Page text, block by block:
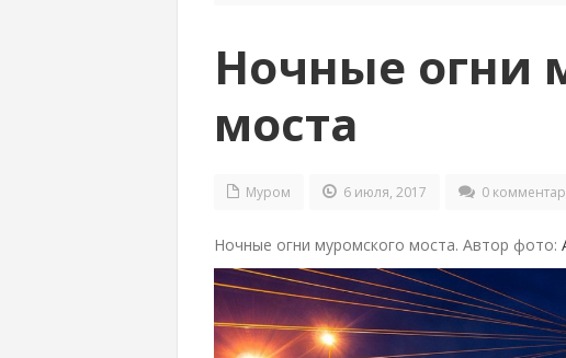
Ночные огни
моста
Муром 6 июля, 2017 0
Ночные огни муромского моста. Автор фото: